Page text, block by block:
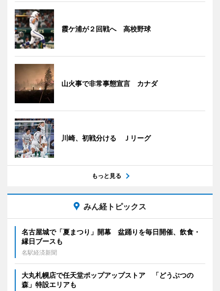
霞ケ浦が２回戦へ 高校野球
山火事で非常事態宣言 カナダ
川崎、初戦分ける Ｊリーグ
もっと見る
みん経トピックス
名古屋城で「夏まつり」開幕 盆踊りを毎日開催、飲食・
縁日ブースも
名駅経済新聞
大丸札幌店で任天堂ポップアップストア 「どうぶつの
森」特設エリアも